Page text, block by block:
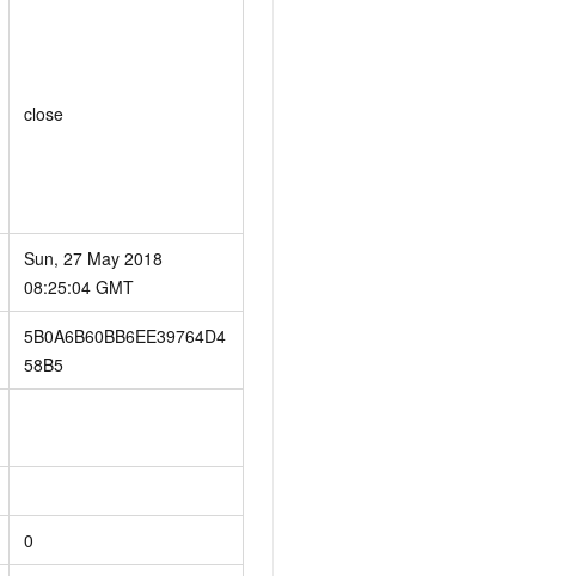
close
Sun, 27 May 2018
08:25:04 GMT
5B0A6B60BB6EE39764D4
58B5
0